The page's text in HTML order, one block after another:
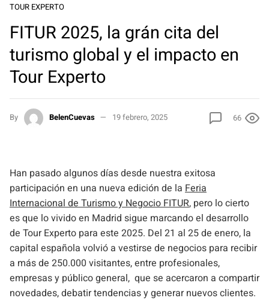
TOUR EXPERTO
FITUR 2025, la grán cita del
turismo global y el impacto en
Tour Experto
By BelenCuevas 19 febrero, 2025 66
Han pasado algunos días desde nuestra exitosa
participación en una nueva edición de la Feria
Internacional de Turismo y Negocio FITUR, pero lo cierto
es que lo vivido en Madrid sigue marcando el desarrollo
de Tour Experto para este 2025. Del 21 al 25 de enero, la
capital española volvió a vestirse de negocios para recibir
a más de 250.000 visitantes, entre profesionales,
empresas y público general, que se acercaron a compartir
novedades, debatir tendencias y generar nuevos clientes.